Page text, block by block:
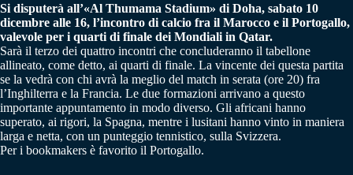
Si disputerà all’«Al Thumama Stadium» di Doha, sabato 10
dicembre alle 16, l’incontro di calcio fra il Marocco e il Portogallo,
valevole per i quarti di finale dei Mondiali in Qatar.
Sarà il terzo dei quattro incontri che concluderanno il tabellone
allineato, come detto, ai quarti di finale. La vincente dei questa partita
se la vedrà con chi avrà la meglio del match in serata (ore 20) fra
l’Inghilterra e la Francia. Le due formazioni arrivano a questo
importante appuntamento in modo diverso. Gli africani hanno
superato, ai rigori, la Spagna, mentre i lusitani hanno vinto in maniera
larga e netta, con un punteggio tennistico, sulla Svizzera.
Per i bookmakers è favorito il Portogallo.